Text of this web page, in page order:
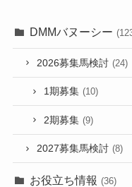
DMMバヌーシー
2026募集馬検討 (24)
1期募集 (10)
2期募集 (9)
2027募集馬検討 (8)
お役立ち情報 (36)